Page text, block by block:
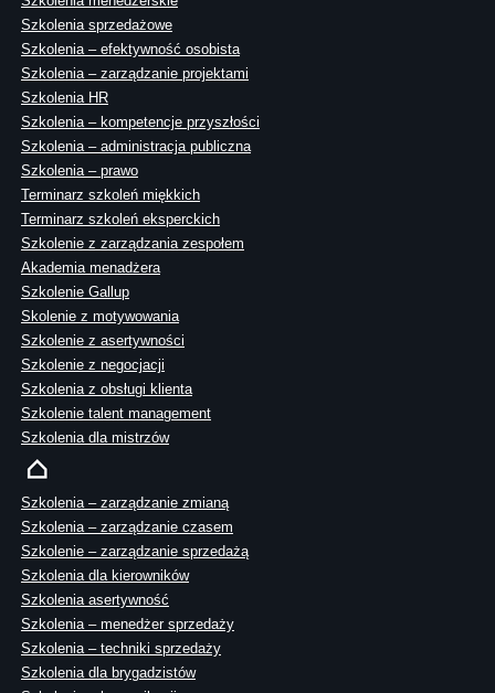
Szkolenia sprzedażowe
Szkolenia – efektywność osobista
Szkolenia – zarządzanie projektami
Szkolenia HR
Szkolenia – kompetencje przyszłości
Szkolenia – administracja publiczna
Szkolenia – prawo
Terminarz szkoleń miękkich
Terminarz szkoleń eksperckich
Szkolenie z zarządzania zespołem
Akademia menadżera
Szkolenie Gallup
Skolenie z motywowania
Szkolenie z asertywności
Szkolenie z negocjacji
Szkolenia z obsługi klienta
Szkolenie talent management
Szkolenia dla mistrzów
Szkolenia – zarządzanie zmianą
Szkolenia – zarządzanie czasem
Szkolenie – zarządzanie sprzedażą
Szkolenia dla kierowników
Szkolenia asertywność
Szkolenia – menedżer sprzedaży
Szkolenia – techniki sprzedaży
Szkolenia dla brygadzistów